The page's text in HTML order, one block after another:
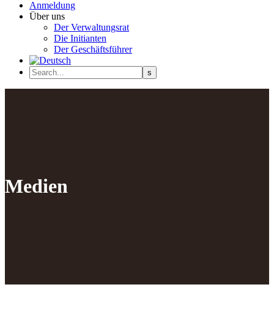
Anmeldung
Über uns
Der Verwaltungsrat
Die Initianten
Der Geschäftsführer
Medien